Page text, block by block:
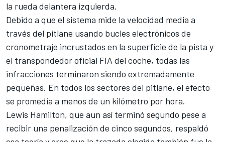
la rueda delantera izquierda.
Debido a que el sistema mide la velocidad media a
través del pitlane usando bucles electrónicos de
cronometraje incrustados en la superficie de la pista y
el transpondedor oficial FIA del coche, todas las
infracciones terminaron siendo extremadamente
pequeñas. En todos los sectores del pitlane, el efecto
se promedia a menos de un kilómetro por hora.
Lewis Hamilton, que aun así terminó segundo pese a
recibir una penalización de cinco segundos, respaldó